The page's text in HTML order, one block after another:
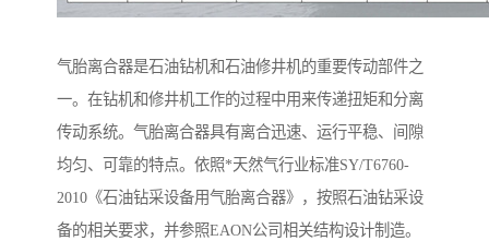
气胎离合器是石油钻机和石油修井机的重要传动部件之
一。在钻机和修井机工作的过程中用来传递扭矩和分离
传动系统。气胎离合器具有离合迅速、运行平稳、间隙
均匀、可靠的特点。依照*天然气行业标准SY/T6760-
2010《石油钻采设备用气胎离合器》，按照石油钻采设
备的相关要求，并参照EAON公司相关结构设计制造。